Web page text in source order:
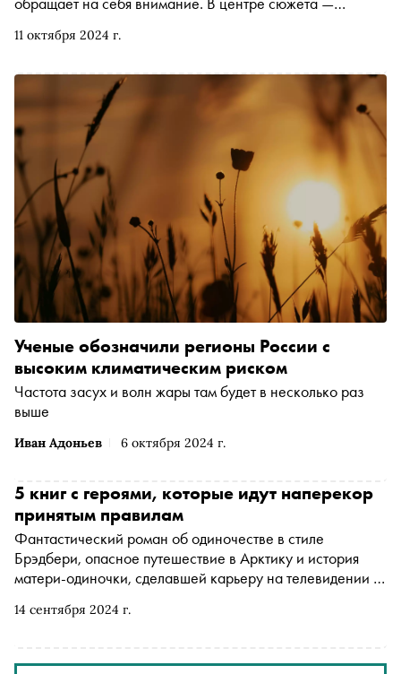
11 октября 2024 г.
арктическую экспедицию, где ей предстоит общаться с
Арктики. Главная героиня — скромная, книжная,
домашняя девушка, а вокруг — суровые мужчины и тот
самый восьмидесятый градус. «Сноб» поговорил с
автором книги о том, как появилась ее дебютная работа,
что общего у нее с героиней книги и с какими
сложностями она лично сталкивалась в экспедициях
Иван Адоньев 6 октября 2024 г.
Ученые обозначили регионы России с
высоким климатическим риском
Частота засух и волн жары там будет в несколько раз
выше
14 сентября 2024 г.
5 книг с героями, которые идут наперекор
принятым правилам
Фантастический роман об одиночестве в стиле
Брэдбери, опасное путешествие в Арктику и история
матери-одиночки, сделавшей карьеру на телевидении в
выбрали пять романов с вдохновляющими главными